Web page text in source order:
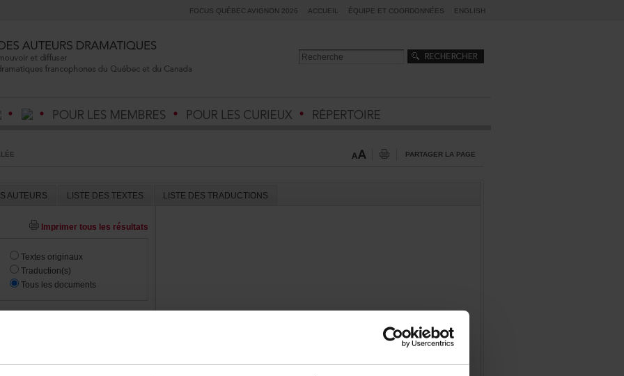
FOCUSQUÉBECAVIGNON2026 ACCUEIL ÉQUIPEETCOORDONNÉES ENGLISH
PARTAGERLAPAGE
LISTEDESTEXTES LISTEDESTRADUCTIONS
Imprimertouslesrésultats
Textesoriginaux
Traduction(s)
Touslesdocuments